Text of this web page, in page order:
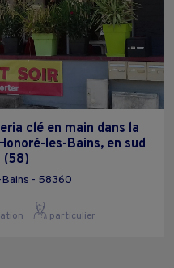
clé en main dans la
les-Bains, en sud
(58)
- 58360
particulier